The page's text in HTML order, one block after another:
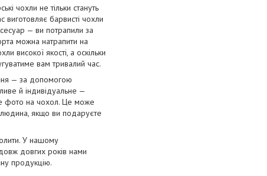
чохли не тільки стануть
виготовляє барвисті чохли
— ви потрапили за
можна натрапити на
високої якості, а оскільки
вам тривалий час.
— за допомогою
й індивідуальне —
фото на чохол. Це може
людина, якщо ви подаруєте
У нашому
довгих років нами
продукцію.